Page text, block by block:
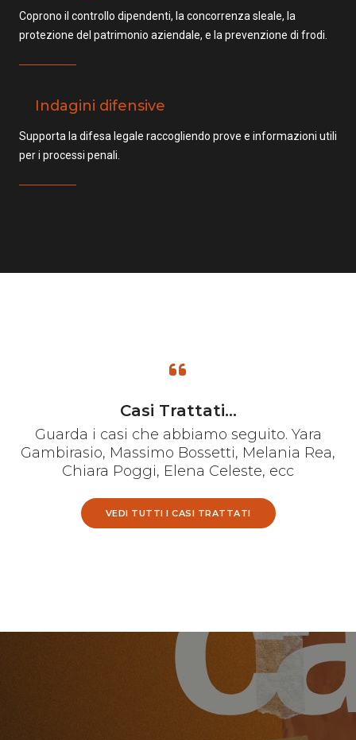
Coprono il controllo dipendenti, la concorrenza sleale, la
protezione del patrimonio aziendale, e la prevenzione di frodi.
Indagini difensive
Supporta la difesa legale raccogliendo prove e informazioni utili
per i processi penali.
Casi Trattati...
Guarda i casi che abbiamo seguito. Yara
Gambirasio, Massimo Bossetti, Melania Rea,
Chiara Poggi, Elena Celeste, ecc
VEDI TUTTI I CASI TRATTATI